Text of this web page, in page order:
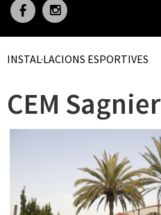
INSTAL·LACIONS ESPORTIVES
CEM Sagnier